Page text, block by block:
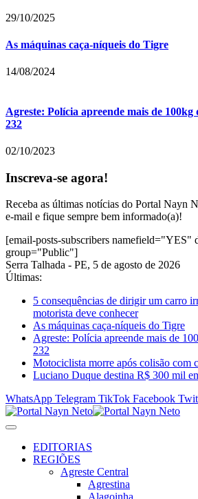
29/10/2025
As máquinas caça-níqueis do Tigre
14/08/2024
Agreste: Polícia apreende mais de
232
02/10/2023
Inscreva-se agora!
Receba as últimas notícias do Portal Nayn
e-mail e fique sempre bem informado(a)!
[email-posts-subscribers namefield="YES"
group="Public"]
Serra Talhada - PE, 5 de agosto de 2026
Últimas:
5 consequências de dirigir um carro
motorista deve conhecer
As máquinas caça-níqueis do Tigre
Agreste: Polícia apreende mais de
232
Motociclista morre após colisão com
Luciano Duque destina R$ 300 mil
WhatsApp Telegram TikTok Facebook
EDITORIAS
REGIÕES
Agreste Central
Agrestina